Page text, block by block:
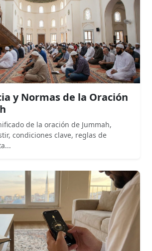
y Normas de la Oración
de la oración de Jummah,
condiciones clave, reglas de